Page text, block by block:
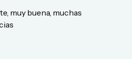
muy buena, muchas